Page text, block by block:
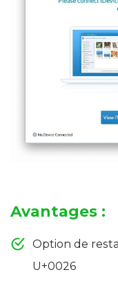
Avantages :
Option de
U+0026